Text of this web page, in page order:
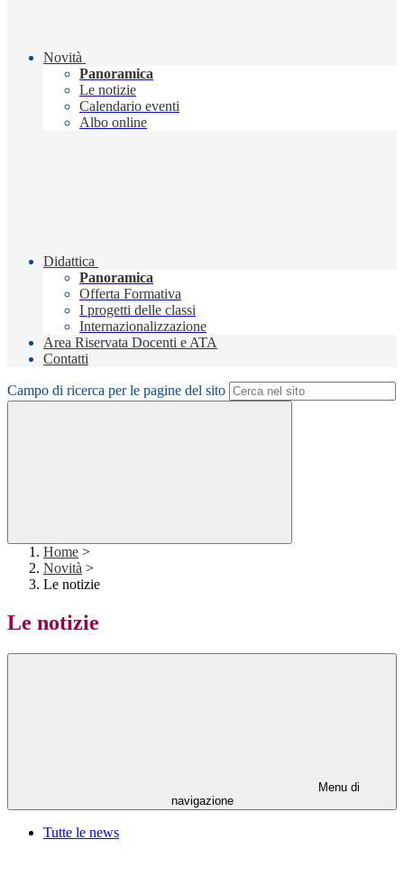
Novità
Panoramica
Le notizie
Calendario eventi
Albo online
Didattica
Panoramica
Offerta Formativa
I progetti delle classi
Internazionalizzazione
Area Riservata Docenti e ATA
Contatti
Campo di ricerca per le pagine del sito
Home >
Novità >
Le notizie
Le notizie
Menu di
navigazione
Tutte le news